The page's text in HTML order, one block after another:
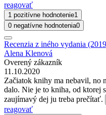
reagovať
1 pozitívne hodnotenie1
0 negatívne hodnotenia0
Recenzia z iného vydania
Alena Klenová
Overený zákazník
11.10.2020
Začiatok knihy ma nebavil, no
dalo. Nie je to kniha, od ktorej
zaujímavý dej ju treba prečítať.
reagovať